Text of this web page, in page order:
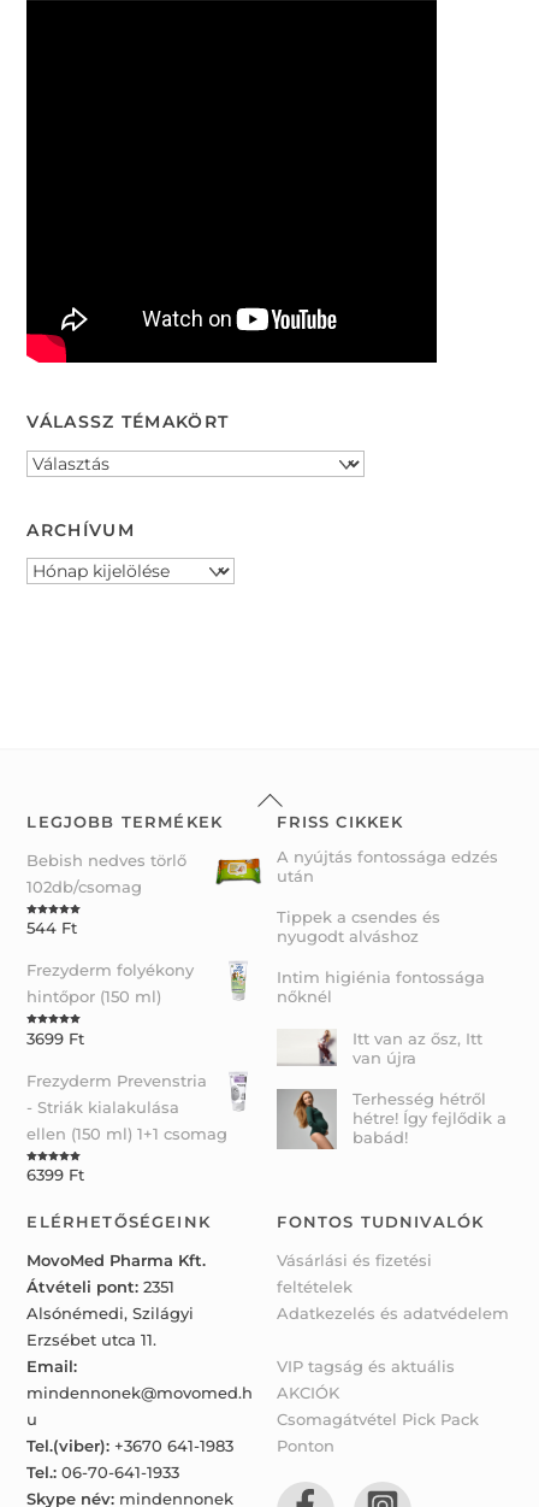
VÁLASSZ TÉMAKÖRT
ARCHÍVUM
Archívum
Back
To
LEGJOBB TERMÉKEK
Bebish nedves törlő
102db/csomag
Rated5.00
out of 5
544 Ft
Frezyderm folyékony
hintőpor (150 ml)
Rated5.00
out of 5
3699 Ft
Frezyderm Prevenstria
- Striák kialakulása
ellen (150 ml) 1+1 csomag
Rated5.00
out of 5
6399 Ft
FRISS CIKKEK
A nyújtás fontossága edzés
után
Tippek a csendes és
nyugodt alváshoz
Intim higiénia fontossága
nőknél
Itt van az ősz, Itt
van újra
Terhesség hétről
hétre! Így fejlődik a
babád!
ELÉRHETŐSÉGEINK
MovoMed Pharma Kft.
Átvételi pont: 2351
Alsónémedi, Szilágyi
Erzsébet utca 11.
Email:
mindennonek@movomed.h
u
Tel.(viber): +3670 641-1983
Tel.: 06-70-641-1933
Skype név: mindennonek
FONTOS TUDNIVALÓK
Vásárlási és fizetési
feltételek
Adatkezelés és adatvédelem
VIP tagság és aktuális
AKCIÓK
Csomagátvétel Pick Pack
Ponton